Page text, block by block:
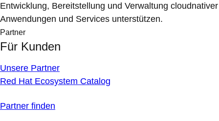
Entwicklung, Bereitstellung und Verwaltung cloudnativer
Anwendungen und Services unterstützen.
Partner
Für Kunden
Unsere Partner
Red Hat Ecosystem Catalog
Partner finden